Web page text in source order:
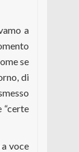
a
se
di
“certe
voce